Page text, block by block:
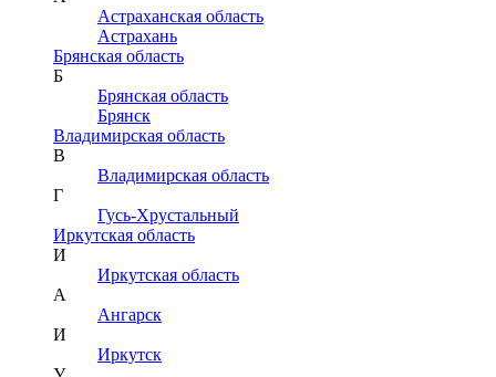
Астраханская область
Астрахань
Брянская область
Б
Брянская область
Брянск
Владимирская область
В
Владимирская область
Г
Гусь-Хрустальный
Иркутская область
И
Иркутская область
А
Ангарск
И
Иркутск